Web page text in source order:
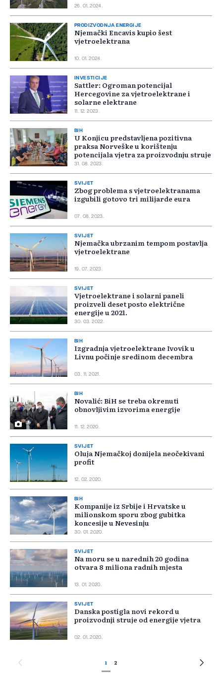
26. 01. 2024.
PRODIZVODNJA ENERGIJE
Njemački Encavis kupio šest
vjetroelektrana
10. 01. 2024.
INVESTICIJE
Sattler: Ogroman potencijal
Hercegovine za vjetroelektrane i
solarne elektrane
11. 12. 2023.
BIH
U Konjicu predstavljena pozitivna
praksa Norveške u korištenju
potencijala vjetra za proizvodnju struje
31. 08. 2023.
SVIJET
Zbog problema s vjetroelektranama
izgubili gotovo tri milijarde eura
07. 08. 2023.
SVIJET
Njemačka ubrzanim tempom postavlja
vjetroelektrane
19. 07. 2023.
SVIJET
Vjetroelektrane i solarni paneli
proizveli deset posto električne
energije u 2021.
30. 03. 2022.
BIH
Izgradnja vjetroelektrane Ivovik u
Livnu počinje sredinom decembra
03. 11. 2021.
BIH
Novalić: BiH se treba okrenuti
obnovljivim izvorima energije
11. 12. 2020.
SVIJET
Oluja Njemačkoj donijela neočekivani
profit
12. 02. 2020.
BIH
Kompanije iz Srbije i Hrvatske u
milionskom sporu zbog gubitka
koncesije u Nevesinju
30. 01. 2020.
SVIJET
Na moru se u narednih 20 godina
otvara 8 miliona radnih mjesta
13. 01. 2020.
SVIJET
Danska postigla novi rekord u
proizvodnji struje od energije vjetra
02. 01. 2020.
1 2